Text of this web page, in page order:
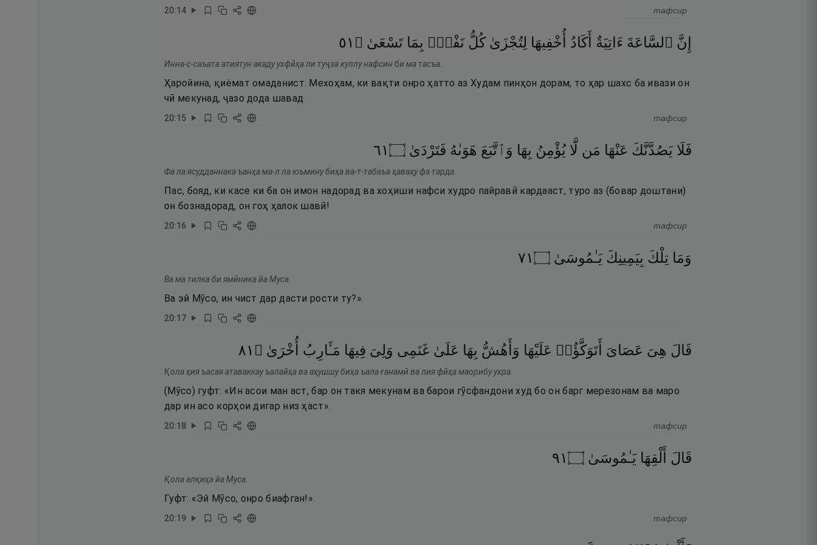
20:14 тафсир
إِنَّ ٱلسَّاعَةَ ءَاتِيَةٌ أَكَادُ أُخْفِيهَا لِتُجْزَىٰ كُلُّ نَفْسٍۭ بِمَا تَسْعَىٰ ۝ ١٥
Инна-с-саъата атиятун акаду ухфӣҳа ли туҷза куллу нафсин би ма тасъа.
Ҳаройина, қиёмат омаданист. Мехоҳам, ки вақти онро ҳатто аз Худам пинҳон дорам, то ҳар шахс ба ивази он
чӣ мекунад, ҷазо дода шавад.
20:15 тафсир
فَلَا يَصُدَّنَّكَ عَنْهَا مَن لَّا يُؤْمِنُ بِهَا وَٱتَّبَعَ هَوَىٰهُ فَتَرْدَىٰ ۝١٦
Фа ла ясудданнака ъанҳа ма-л ла юъмину биҳа ва-т-табаъа ҳаваҳу фа тарда.
Пас, бояд, ки касе ки ба он имон надорад ва хоҳиши нафси худро пайравӣ кардааст, туро аз (бовар доштани)
он бознадорад, он гоҳ ҳалок шавӣ!
20:16 тафсир
وَمَا تِلْكَ بِيَمِينِكَ يَـٰمُوسَىٰ ۝١٧
Ва ма тилка би ямӣника йа Муса.
Ва эй Мӯсо, ин чист дар дасти рости ту?».
20:17
قَالَ هِىَ عَصَاىَ أَتَوَكَّؤُا۟ عَلَيْهَا وَأَهُشُّ بِهَا عَلَىٰ غَنَمِى وَلِىَ فِيهَا مَـَٔارِبُ أُخْرَىٰ ۝ ١٨
Қола ҳия ъасая атаваккау ъалайҳа ва аҳушшу биҳа ъала ғанамӣ ва лия фӣҳа маорибу ухра.
(Мӯсо) гуфт: «Ин асои ман аст, бар он такя мекунам ва барои гӯсфандони худ бо он барг мерезонам ва маро
дар ин асо корҳои дигар низ ҳаст».
20:18 тафсир
قَالَ أَلْقِهَا يَـٰمُوسَىٰ ۝١٩
Қола алқиҳа йа Муса.
Гуфт: «Эй Мӯсо, онро биафган!».
20:19 тафсир